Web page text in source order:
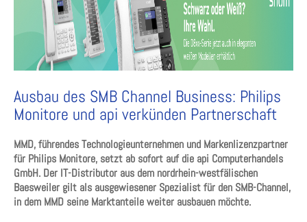
Ausbau des SMB Channel Business: Philips
Monitore und api verkünden Partnerschaft
MMD, führendes Technologieunternehmen und Markenlizenzpartner
für Philips Monitore, setzt ab sofort auf die api Computerhandels
GmbH. Der IT-Distributor aus dem nordrhein-westfälischen
Baesweiler gilt als ausgewiesener Spezialist für den SMB-Channel,
in dem MMD seine Marktanteile weiter ausbauen möchte.